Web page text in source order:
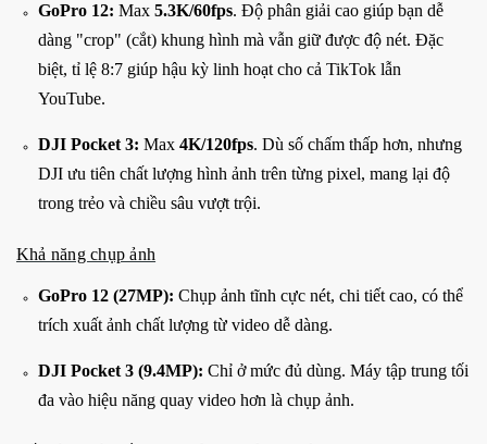
GoPro 12: Max 5.3K/60fps. Độ phân giải cao giúp bạn dễ
dàng "crop" (cắt) khung hình mà vẫn giữ được độ nét. Đặc
biệt, tỉ lệ 8:7 giúp hậu kỳ linh hoạt cho cả TikTok lẫn
YouTube.
DJI Pocket 3: Max 4K/120fps. Dù số chấm thấp hơn, nhưng
DJI ưu tiên chất lượng hình ảnh trên từng pixel, mang lại độ
trong trẻo và chiều sâu vượt trội.
Khả năng chụp ảnh
GoPro 12 (27MP): Chụp ảnh tĩnh cực nét, chi tiết cao, có thể
trích xuất ảnh chất lượng từ video dễ dàng.
DJI Pocket 3 (9.4MP): Chỉ ở mức đủ dùng. Máy tập trung tối
đa vào hiệu năng quay video hơn là chụp ảnh.